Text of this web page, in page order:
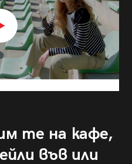
те на кафе,
във или